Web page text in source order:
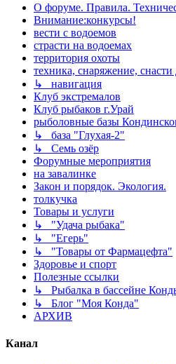
О форуме. Правила.
Внимание:конкурсы!
вести с водоемов
страсти на водоемах
территория охоты
техника, снаряжение,
↳ навигация
Клуб экстремалов
Клуб рыбаков г.Урай
рыболовные базы
↳ база "Глухая-2"
↳ Семь озёр
Форумные мероприятия
на завалинке
Закон и порядок. Экология.
толкучка
Товары и услуги
↳ "Удача рыбака"
↳ "Егерь"
↳ "Товары от Фармацефта"
Здоровье и спорт
Полезные ссылки
↳ Рыбалка в бассейне
↳ Блог "Моя Конда"
АРХИВ
Канал